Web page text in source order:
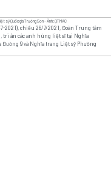
sỹ Quốc gia Trường Sơn - Ảnh: QTMAC
2021), chiều 26/7/2021, Đoàn Trung tâm
tri ân các anh hùng liệt sĩ tại Nghĩa
9 và Nghĩa trang Liệt sỹ Phường